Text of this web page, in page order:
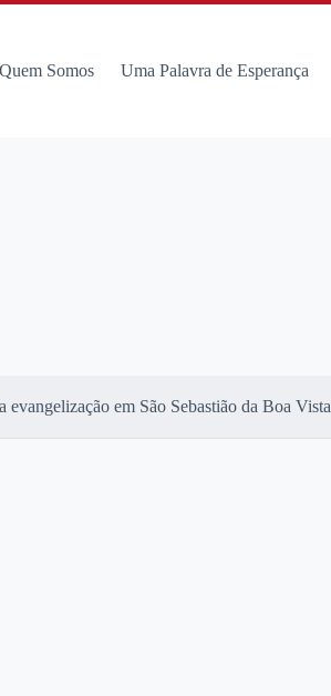
Quem Somos Uma Palavra de Esperança
evangelização em São Sebastião da Boa Vista